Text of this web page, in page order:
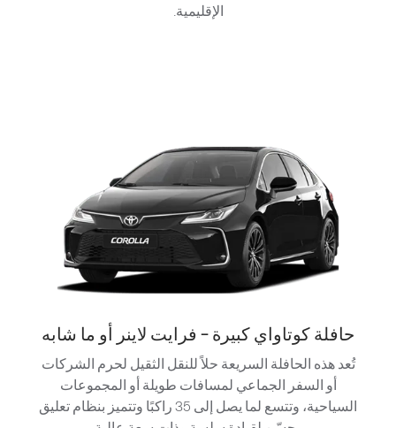
الإقليمية.
حافلة كوتاواي كبيرة - فرايت لاينر أو ما شابه
تُعد هذه الحافلة السريعة حلاً للنقل الثقيل لحرم الشركات
أو السفر الجماعي لمسافات طويلة أو المجموعات
السياحية، وتتسع لما يصل إلى 35 راكبًا وتتميز بنظام تعليق